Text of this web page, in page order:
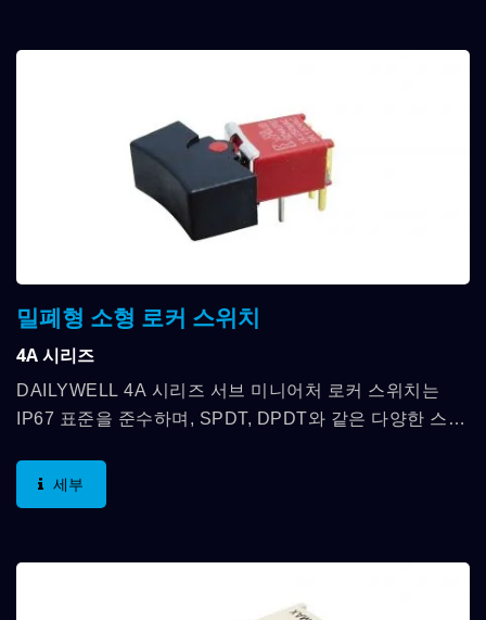
밀폐형 소형 로커 스위치
4A 시리즈
DAILYWELL 4A 시리즈 서브 미니어처 로커 스위치는
IP67 표준을 준수하며, SPDT, DPDT와 같은 다양한 스위
세부